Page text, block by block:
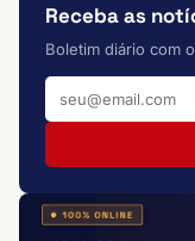
Receba as
Boletim diário com